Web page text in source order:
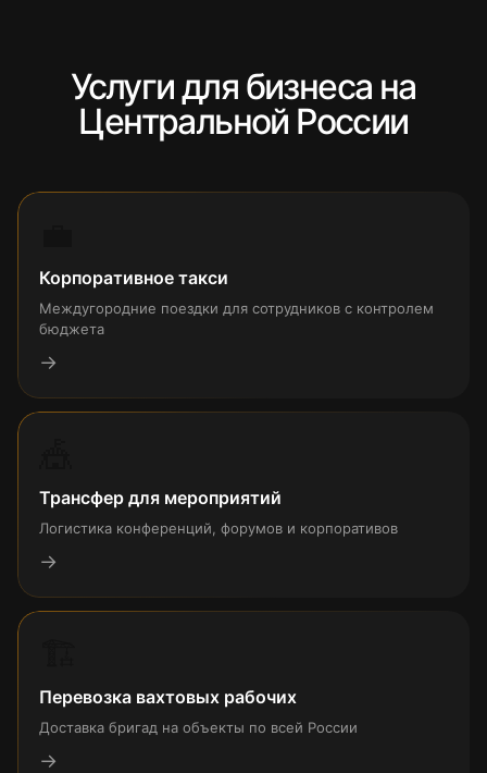
Услуги для бизнеса на
Центральной России
Корпоративное такси
Междугородние поездки для сотрудников с контролем
бюджета
→
Трансфер для мероприятий
Логистика конференций, форумов и корпоративов
→
Перевозка вахтовых рабочих
Доставка бригад на объекты по всей России
→